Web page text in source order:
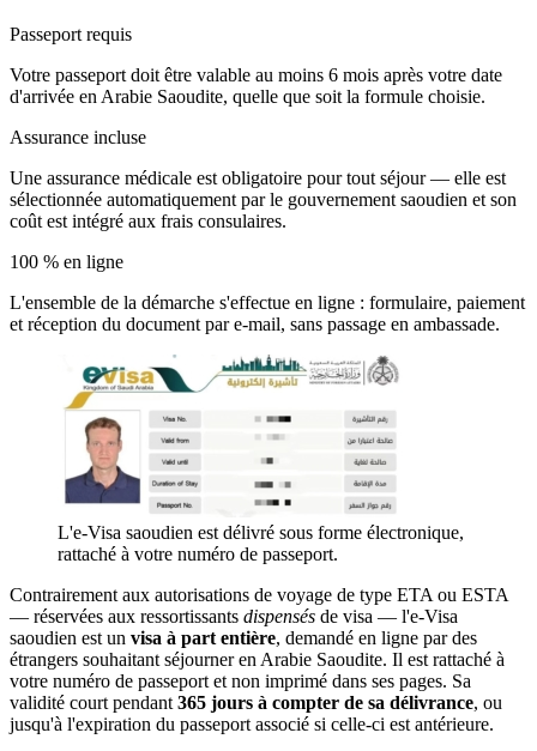
Passeport requis
Votre passeport doit être valable au moins 6 mois après votre date
d'arrivée en Arabie Saoudite, quelle que soit la formule choisie.
Assurance incluse
Une assurance médicale est obligatoire pour tout séjour — elle est
sélectionnée automatiquement par le gouvernement saoudien et son
coût est intégré aux frais consulaires.
100 % en ligne
L'ensemble de la démarche s'effectue en ligne : formulaire, paiement
et réception du document par e-mail, sans passage en ambassade.
L'e-Visa saoudien est délivré sous forme électronique,
rattaché à votre numéro de passeport.
Contrairement aux autorisations de voyage de type ETA ou ESTA
— réservées aux ressortissants dispensés de visa — l'e-Visa
saoudien est un visa à part entière, demandé en ligne par des
étrangers souhaitant séjourner en Arabie Saoudite. Il est rattaché à
votre numéro de passeport et non imprimé dans ses pages. Sa
validité court pendant 365 jours à compter de sa délivrance, ou
jusqu'à l'expiration du passeport associé si celle-ci est antérieure.